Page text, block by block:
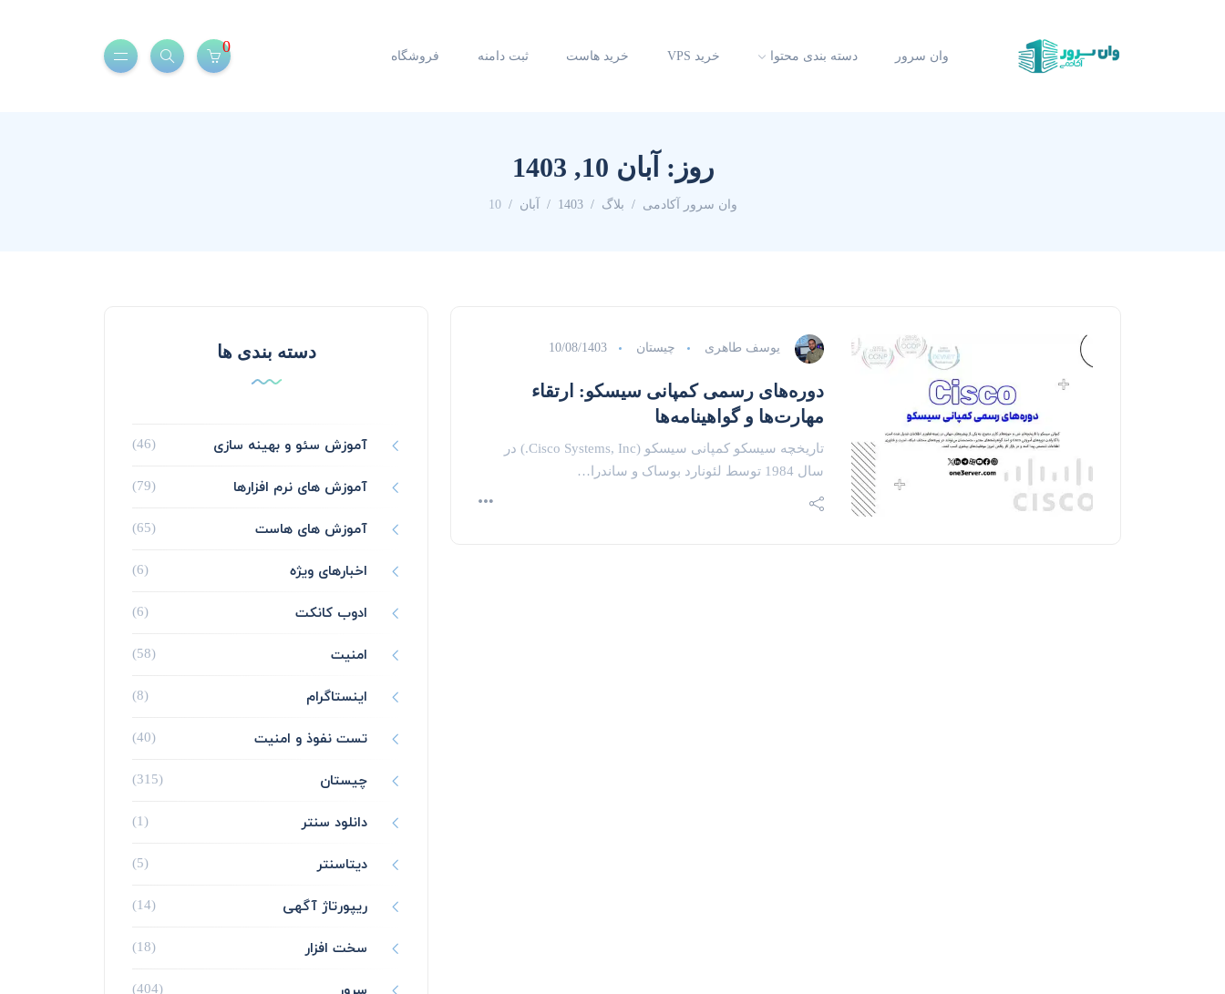
وان سرور دسته بندی محتوا خرید VPS خرید هاست ثبت دامنه فروشگاه
0
روز: آبان 10, 1403
وان سرور آکادمی بلاگ 1403 آبان 10
یوسف طاهری چیستان 10/08/1403
دوره‌های رسمی کمپانی سیسکو: ارتقاء
مهارت‌ها و گواهینامه‌ها
تاریخچه سیسکو کمپانی سیسکو (Cisco Systems, Inc.) در
سال 1984 توسط لئونارد بوساک و ساندرا…
دسته بندی ها
آموزش سئو و بهینه سازی (46)
آموزش های نرم افزارها (79)
آموزش های هاست (65)
اخبارهای ویژه (6)
ادوب کانکت (6)
امنیت (58)
اینستاگرام (8)
تست نفوذ و امنیت (40)
چیستان (315)
دانلود سنتر (1)
دیتاسنتر (5)
ریپورتاژ آگهی (14)
سخت افزار (18)
(404)